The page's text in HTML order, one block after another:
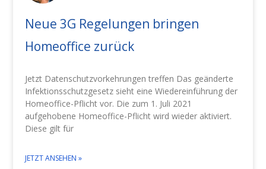
Neue 3G Regelungen bringen
Homeoffice zurück
Jetzt Datenschutzvorkehrungen treffen Das geänderte
Infektionsschutzgesetz sieht eine Wiedereinführung der
Homeoffice-Pflicht vor. Die zum 1. Juli 2021
aufgehobene Homeoffice-Pflicht wird wieder aktiviert.
Diese gilt für
JETZT ANSEHEN »